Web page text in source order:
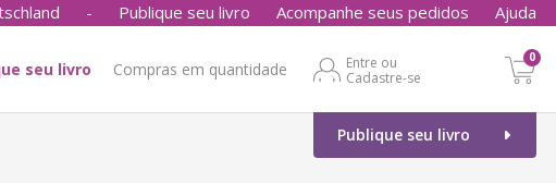
- Publique seu livro Acompanhe seus pedidos Ajuda
seu livro Compras em quantidade
Entre ou
Cadastre-se
0
Publique seu livro